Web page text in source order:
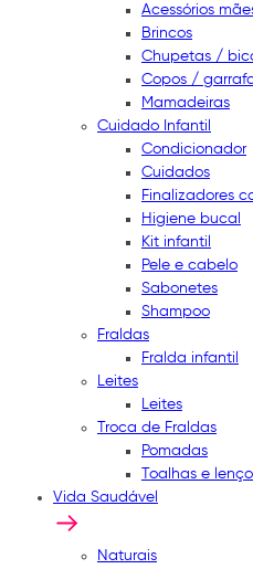
Acessórios
Brincos
Chupetas /
Copos /
Mamadeiras
Cuidado Infantil
Condicionador
Cuidados
Finalizadores
Higiene bucal
Kit infantil
Pele e cabelo
Sabonetes
Shampoo
Fraldas
Fralda infantil
Leites
Leites
Troca de Fraldas
Pomadas
Toalhas e
Vida Saudável
Naturais